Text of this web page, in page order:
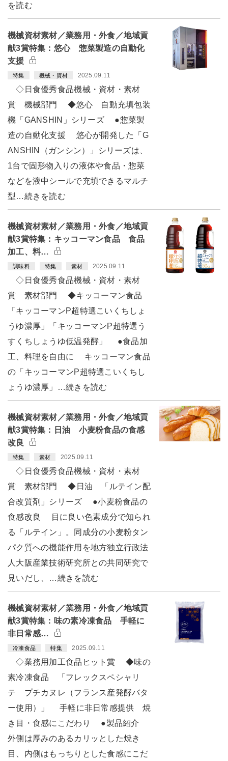
を読む
機械資材素材／業務用・外食／地域貢
献3賞特集：悠心 惣菜製造の自動化
支援
特集 機械・資材 2025.09.11
◇日食優秀食品機械・資材・素材
賞 機械部門 ◆悠心 自動充填包装
機「GANSHIN」シリーズ ●惣菜製
造の自動化支援 悠心が開発した「G
ANSHIN（ガンシン）」シリーズは、
1台で固形物入りの液体や食品・惣菜
などを液中シールで充填できるマルチ
型…続きを読む
機械資材素材／業務用・外食／地域貢
献3賞特集：キッコーマン食品 食品
加工、料…
調味料 特集 素材 2025.09.11
◇日食優秀食品機械・資材・素材
賞 素材部門 ◆キッコーマン食品
「キッコーマンP超特選こいくちしょ
うゆ濃厚」「キッコーマンP超特選う
すくちしょうゆ低温発酵」 ●食品加
工、料理を自由に キッコーマン食品
の「キッコーマンP超特選こいくちし
ょうゆ濃厚」…続きを読む
機械資材素材／業務用・外食／地域貢
献3賞特集：日油 小麦粉食品の食感
改良
特集 素材 2025.09.11
◇日食優秀食品機械・資材・素材
賞 素材部門 ◆日油 「ルテイン配
合改質剤」シリーズ ●小麦粉食品の
食感改良 目に良い色素成分で知られ
る「ルテイン」。同成分の小麦粉タン
パク質への機能作用を地方独立行政法
人大阪産業技術研究所との共同研究で
見いだし、…続きを読む
機械資材素材／業務用・外食／地域貢
献3賞特集：味の素冷凍食品 手軽に
非日常感…
冷凍食品 特集 2025.09.11
◇業務用加工食品ヒット賞 ◆味の
素冷凍食品 「フレックスペシャリ
テ プチカヌレ（フランス産発酵バタ
ー使用）」 手軽に非日常感提供 焼
き目・食感にこだわり ●製品紹介
外側は厚みのあるカリッとした焼き
目、内側はもっちりとした食感にこだ